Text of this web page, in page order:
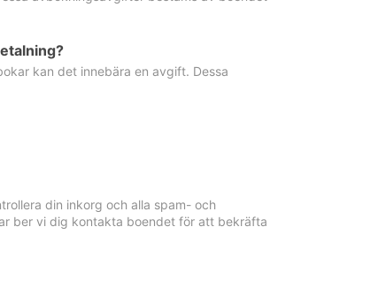
kan det innebära en avgift. Dessa
din inkorg och alla spam- och
ber vi dig kontakta boendet för att bekräfta